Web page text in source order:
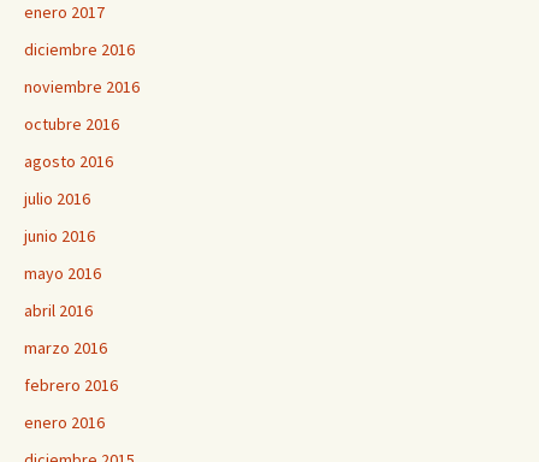
enero 2017
diciembre 2016
noviembre 2016
octubre 2016
agosto 2016
julio 2016
junio 2016
mayo 2016
abril 2016
marzo 2016
febrero 2016
enero 2016